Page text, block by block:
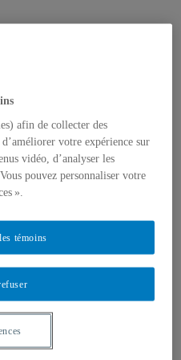
droit)
afin de collecter des
votre expérience sur
vidéo, d’analyser les
pouvez personnaliser votre
».
témoins